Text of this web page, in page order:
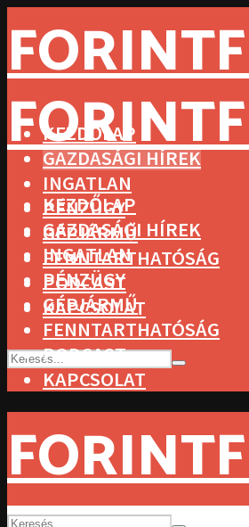
KEZDŐLAP
GAZDASÁGI HÍREK
INGATLAN
PÉNZÜGY
GÉPJÁRMŰ
FENNTARTHATÓSÁG
PODCAST
KAPCSOLAT
KEZDŐLAP
GAZDASÁGI HÍREK
INGATLAN
PÉNZÜGY
GÉPJÁRMŰ
FENNTARTHATÓSÁG
PODCAST
KAPCSOLAT